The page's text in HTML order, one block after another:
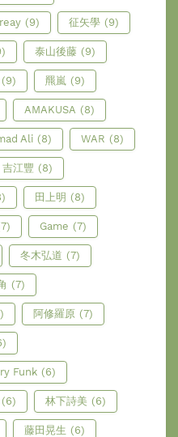
(9) 征矢學 (9)
泰山後藤 (9)
(9) 羆嵐 (9)
AMAKUSA (8)
Ali (8) WAR (8)
吉江豐 (8)
田上明 (8)
Game (7)
冬木弘道 (7)
(7)
阿修羅原 (7)
Funk (6)
(6) 林下詩美 (6)
藤田晃生 (6)